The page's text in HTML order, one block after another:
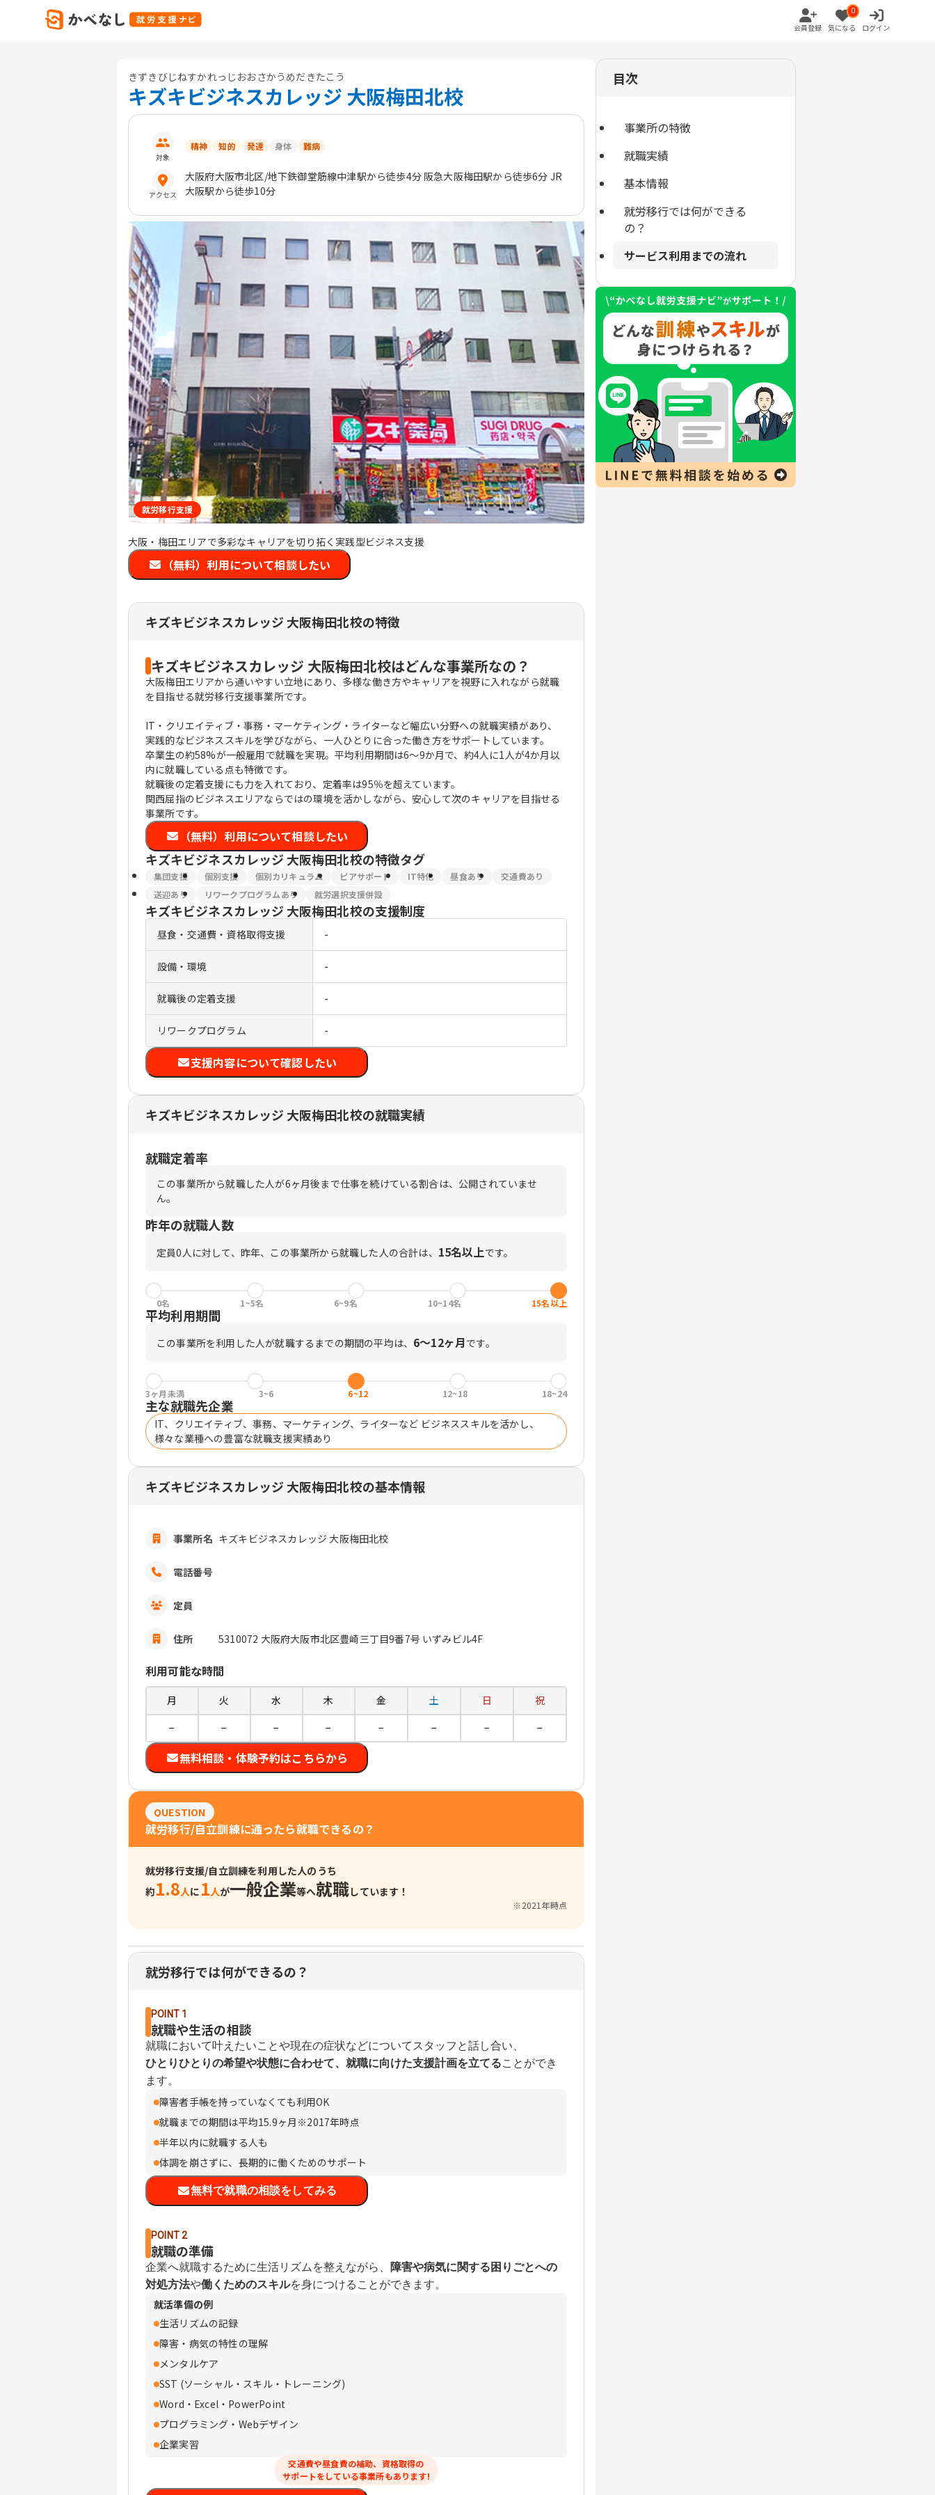
会員登録
0
気になる ログイン
きずきびじねすかれっじおおさかうめだきたこう
キズキビジネスカレッジ 大阪梅田北校
対象
精神 知的 発達 身体 難病
アクセス
大阪府大阪市北区/地下鉄御堂筋線中津駅から徒歩4分 阪急大阪梅田駅から徒歩6分 JR
大阪駅から徒歩10分
就労移行支援
大阪・梅田エリアで多彩なキャリアを切り拓く実践型ビジネス支援
（無料）利用について相談したい
キズキビジネスカレッジ 大阪梅田北校の特徴
キズキビジネスカレッジ 大阪梅田北校はどんな事業所なの？
大阪梅田エリアから通いやすい立地にあり、多様な働き方やキャリアを視野に入れながら就職
を目指せる就労移行支援事業所です。
IT・クリエイティブ・事務・マーケティング・ライターなど幅広い分野への就職実績があり、
実践的なビジネススキルを学びながら、一人ひとりに合った働き方をサポートしています。
卒業生の約58%が一般雇用で就職を実現。平均利用期間は6〜9か月で、約4人に1人が4か月以
内に就職している点も特徴です。
就職後の定着支援にも力を入れており、定着率は95％を超えています。
関西屈指のビジネスエリアならではの環境を活かしながら、安心して次のキャリアを目指せる
事業所です。
（無料）利用について相談したい
キズキビジネスカレッジ 大阪梅田北校の特徴タグ
集団支援 個別支援 個別カリキュラム ピアサポート IT特化 昼食あり
交通費あり
送迎あり
リワークプログラムあり 就労選択支援併設
キズキビジネスカレッジ 大阪梅田北校の支援制度
昼食・交通費・資格取得支援 -
設備・環境 -
就職後の定着支援 -
リワークプログラム -
支援内容について確認したい
キズキビジネスカレッジ 大阪梅田北校の就職実績
就職定着率
この事業所から就職した人が6ヶ月後まで仕事を続けている割合は、公開されていませ
ん。
昨年の就職人数
定員0人に対して、昨年、この事業所から就職した人の合計は、 15名以上です。
0名 1~5名 6~9名 10~14名 15名以上
平均利用期間
この事業所を利用した人が就職するまでの期間の平均は、 6〜12ヶ月です。
3ヶ月未満 3~6 6~12 12~18 18~24
主な就職先企業
IT、クリエイティブ、事務、マーケティング、ライターなど ビジネススキルを活かし、
様々な業種への豊富な就職支援実績あり
キズキビジネスカレッジ 大阪梅田北校の基本情報
事業所名 キズキビジネスカレッジ 大阪梅田北校
電話番号
定員
住所 5310072 大阪府大阪市北区豊崎三丁目9番7号 いずみビル4F
利用可能な時間
月 火 水 木 金 土 日
祝
−
− − − − − − −
無料相談・体験予約はこちらから
QUESTION
就労移行/自立訓練に通ったら就職できるの？
就労移行支援/自立訓練を利用した人のうち
約1.8人に 1人が一般企業等へ就職しています！
※2021年時点
就労移行では何ができるの？
POINT 1
就職や生活の相談
就職において叶えたいことや現在の症状などについてスタッフと話し合い、
ひとりひとりの希望や状態に合わせて、就職に向けた支援計画を立てることができ
ます。
障害者手帳を持っていなくても利用OK
就職までの期間は平均15.9ヶ月※2017年時点
半年以内に就職する人も
体調を崩さずに、長期的に働くためのサポート
無料で就職の相談をしてみる
POINT 2
就職の準備
企業へ就職するために生活リズムを整えながら、
障害や病気に関する困りごとへの
対処方法や働くためのスキルを身につけることができます。
就活準備の例
生活リズムの記録
障害・病気の特性の理解
メンタルケア
SST (ソーシャル・スキル・トレーニング)
Word・Excel・PowerPoint
プログラミング・Webデザイン
企業実習
交通費や昼食費の補助、資格取得の
サポートをしている事業所もあります!
目次
事業所の特徴
就職実績
基本情報
就労移行では何ができる
の？
サービス利用までの流れ